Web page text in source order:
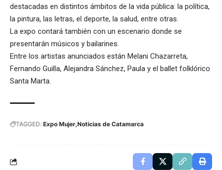
destacadas en distintos ámbitos de la vida pública: la política,
la pintura, las letras, el deporte, la salud, entre otras.
La expo contará también con un escenario donde se
presentarán músicos y bailarines.
Entre los artistas anunciados están Melani Chazarreta,
Fernando Guilla, Alejandra Sánchez, Paula y el ballet folklórico
Santa Marta.
TAGGED: Expo Mujer Noticias de Catamarca